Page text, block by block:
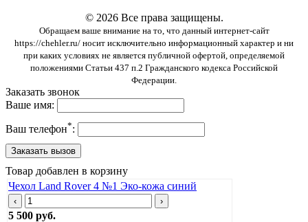
© 2026 Все права защищены.
Обращаем ваше внимание на то, что данный интернет-сайт
https://chehler.ru/ носит исключительно информационный характер и ни
при каких условиях не является публичной офертой, определяемой
положениями Статьи 437 п.2 Гражданского кодекса Российской
Федерации.
Заказать звонок
Ваше имя:
Ваш телефон*:
Товар добавлен в корзину
Чехол Land Rover 4 №1 Эко-кожа синий
‹ ›
5 500 руб.